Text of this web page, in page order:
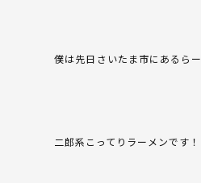
僕は先日さいたま市にあるら
二郎系こってりラーメンです！